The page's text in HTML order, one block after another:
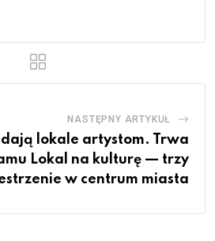
NASTĘPNY ARTYKUŁ
lokale artystom. Trwa
Lokal na kulturę — trzy
w centrum miasta